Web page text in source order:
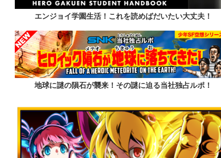
エンジョイ学園生活！これを読めばだいたい大丈夫！
地球に謎の隕石が襲来！その謎に迫る当社独占ルポ！